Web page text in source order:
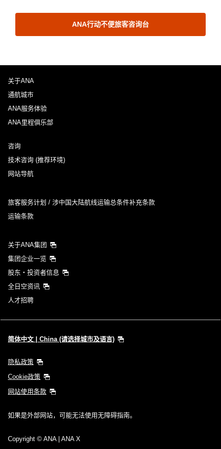
ANA行动不便旅客咨询台
关于ANA
通航城市
ANA服务体验
ANA里程俱乐部
咨询
技术咨询 (推荐环境)
网站导航
旅客服务计划 / 涉中国大陆航线运输总条件补充条款
运输条款
关于ANA集团
集团企业一览
股东・投资者信息
全日空资讯
人才招聘
简体中文 | China (请选择城市及语言)
隐私政策
Cookie政策
网站使用条款
如果是外部网站，可能无法使用无障碍指南。
Copyright © ANA | ANA X